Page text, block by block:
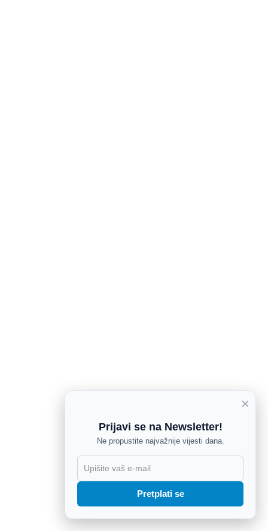
×
Prijavi se na Newsletter!
Ne propustite najvažnije vijesti dana.
Pretplati se